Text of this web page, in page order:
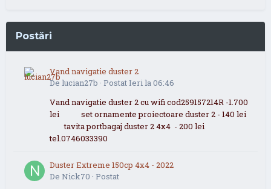
Postări
Vand navigatie duster 2
Delucian27b · PostatIeri la 06:46
Vand navigatie duster 2 cu wifi cod259157214R -1.700
lei set ornamente proiectoare duster 2 - 140 lei
tavita portbagaj duster 2 4x4 - 200 lei
tel.0746033390
Duster Extreme 150cp 4x4 - 2022
De Nick70 · Postat